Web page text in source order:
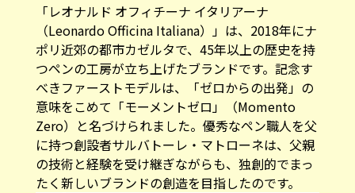
「レオナルド オフィチーナ イタリアーナ
（Leonardo Officina Italiana）」は、2018年にナ
ポリ近郊の都市カゼルタで、45年以上の歴史を持
つペンの工房が立ち上げたブランドです。記念す
べきファーストモデルは、「ゼロからの出発」の
意味をこめて「モーメントゼロ」（Momento
Zero）と名づけられました。優秀なペン職人を父
に持つ創設者サルバトーレ・マトローネは、父親
の技術と経験を受け継ぎながらも、独創的でまっ
たく新しいブランドの創造を目指したのです。